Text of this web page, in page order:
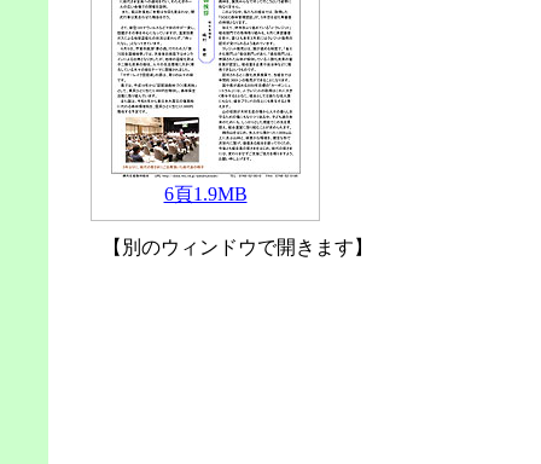
6頁1.9MB
【別のウィンドウで開きます】